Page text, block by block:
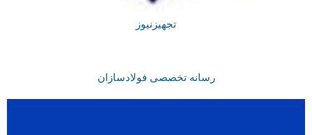
تجهیزنیوز
رسانه تخصصی فولادسازان